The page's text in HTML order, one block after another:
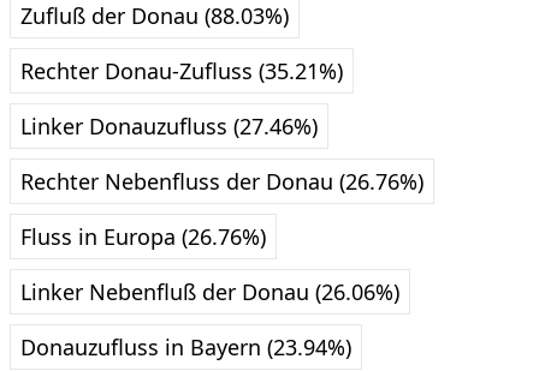
Zufluß der Donau (88.03%)
Rechter Donau-Zufluss (35.21%)
Linker Donauzufluss (27.46%)
Rechter Nebenfluss der Donau (26.76%)
Fluss in Europa (26.76%)
Linker Nebenfluß der Donau (26.06%)
Donauzufluss in Bayern (23.94%)